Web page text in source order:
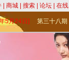
商城 搜索 论坛 在线
5月24日] 第三十八期